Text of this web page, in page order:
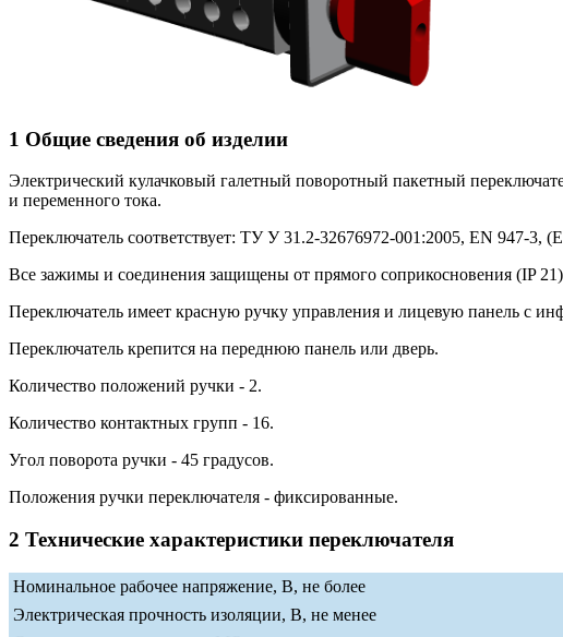
1 Общие сведения об изделии
Электрический кулачковый галетный поворотный пакетный
и переменного тока.
Переключатель соответствует: ТУ У 31.2-32676972-001:2005, EN 947-3,
Все зажимы и соединения защищены от прямого соприкосновения (IP
Переключатель имеет красную ручку управления и лицевую панель с
Переключатель крепится на переднюю панель или дверь.
Количество положений ручки - 2.
Количество контактных групп - 16.
Угол поворота ручки - 45 градусов.
Положения ручки переключателя - фиксированные.
2 Технические характеристики переключателя
Номинальное рабочее напряжение, В, не более
Электрическая прочность изоляции, В, не менее